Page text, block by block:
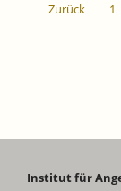
Zurück
1
Institut für